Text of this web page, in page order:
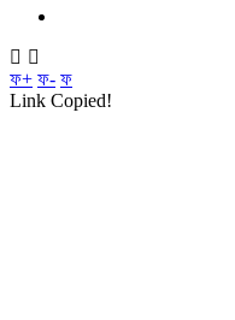
ফ+ ফ- ফ
Link Copied!